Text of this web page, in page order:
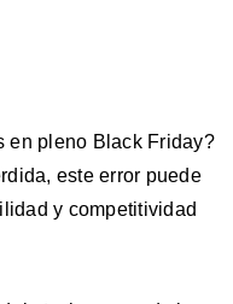
en pleno Black Friday?
este error puede
y competitividad